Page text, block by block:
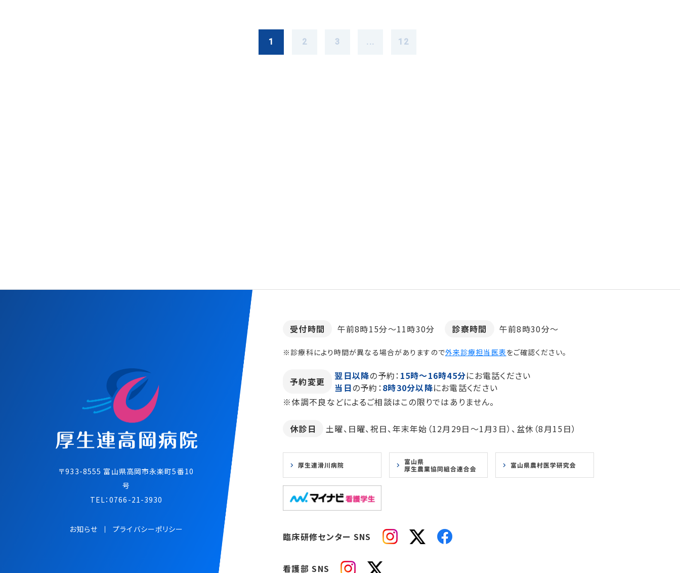
1 2 3 ... 12
〒933-8555 富⼭県⾼岡市永楽町5番10
号
TEL：0766-21-3930
お知らせ プライバシーポリシー
受付時間 午前8時15分～11時30分 診察時間 午前8時30分～
※診療科により時間が異なる場合がありますので外来診療担当医表をご確認ください。
予約変更 翌日以降の予約： 15時～16時45分にお電話ください
当日の予約：8時30分以降にお電話ください
※体調不良などによるご相談はこの限りではありません。
休診日 土曜、日曜、祝日、年末年始（12月29日～1月3日）、盆休（8月15日）
臨床研修センター SNS
看護部 SNS